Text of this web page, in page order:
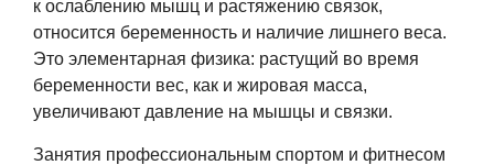
к ослаблению мышц и растяжению связок,
относится беременность и наличие лишнего веса.
Это элементарная физика: растущий во время
беременности вес, как и жировая масса,
увеличивают давление на мышцы и связки.
Занятия профессиональным спортом и фитнесом